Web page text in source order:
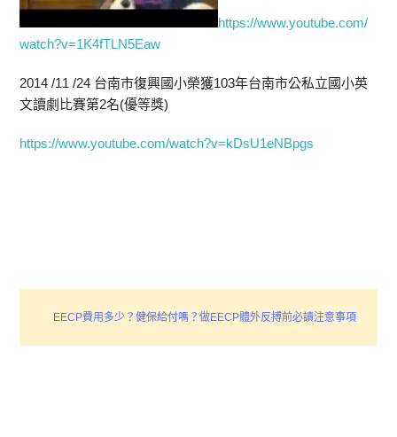
https://www.youtube.com/
watch?v=1K4fTLN5Eaw
2014 /11 /24 台南市復興國小榮獲103年台南市公私立國小英
文讀劇比賽第2名(優等獎)
https://www.youtube.com/watch?v=kDsU1eNBpgs
EECP費用多少？健保給付嗎？做EECP體外反搏前必讀注意事項